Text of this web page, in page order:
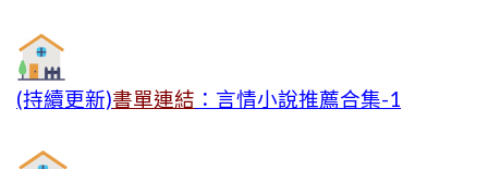
(持續更新)書單連結 ：言情小說推薦合集-1